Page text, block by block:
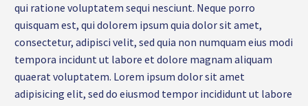
qui ratione voluptatem sequi nesciunt. Neque porro
quisquam est, qui dolorem ipsum quia dolor sit amet,
consectetur, adipisci velit, sed quia non numquam eius modi
tempora incidunt ut labore et dolore magnam aliquam
quaerat voluptatem. Lorem ipsum dolor sit amet
adipisicing elit, sed do eiusmod tempor incididunt ut labore